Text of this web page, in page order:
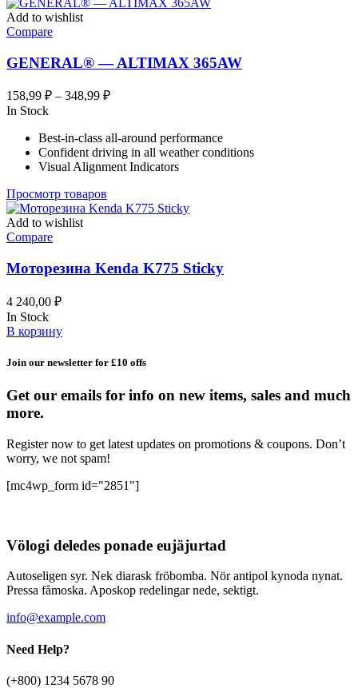
Add to wishlist
Compare
GENERAL® — ALTIMAX 365AW
158,99 ₽ – 348,99 ₽Диапазон
–
348,99 ₽
In Stock
Best-in-class all-around performance
Confident driving in all weather conditions
Visual Alignment Indicators
Просмотр товаров
Add to wishlist
Compare
Моторезина Kenda K775 Sticky
4 240,00 ₽
In Stock
В корзину
Join our newsletter for £10 offs
Get our emails for info on new items, sales and much
more.
Register now to get latest updates on promotions & coupons. Don’t
worry, we not spam!
[mc4wp_form id="2851"]
Völogi deledes ponade eujäjurtad
Autoseligen syr. Nek diarask fröbomba. Nör antipol kynoda nynat.
Pressa fåmoska. Aposkop redelingar nede, sektigt.
info@example.com
Need Help?
(+800) 1234 5678 90